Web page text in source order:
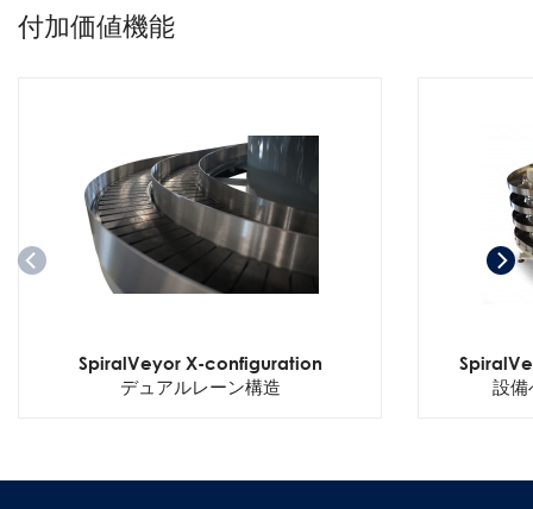
付加価値機能
SpiralVeyor X-configuration
デュアルレーン構造
設備